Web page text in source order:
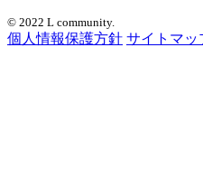
© 2022 L community.
個人情報保護方針 サイトマッ